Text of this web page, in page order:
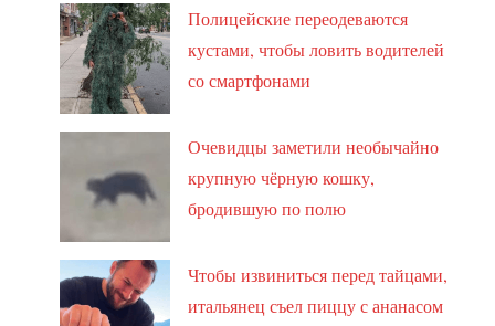
Полицейские переодеваются
кустами, чтобы ловить водителей
со смартфонами
Очевидцы заметили необычайно
крупную чёрную кошку,
бродившую по полю
Чтобы извиниться перед тайцами,
итальянец съел пиццу с ананасом